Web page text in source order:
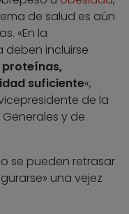
de salud es aún
«En la
incluirse
proteínas,
suficiente«,
de la
y de
se pueden retrasar
una vejez